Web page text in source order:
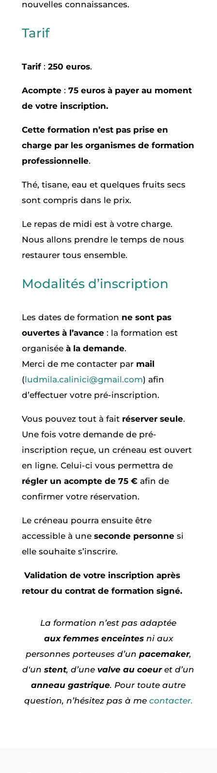
nouvelles connaissances.
Tarif
Tarif: 250 euros.
Acompte: 75 euros à payer au moment
de votre inscription.
Cette formation n’est pas prise en
charge par les organismes de formation
professionnelle.
Thé, tisane, eau et quelques fruits secs
sont compris dans le prix.
Le repas de midi est à votre charge.
Nous allons prendre le temps de nous
restaurer tous ensemble.
Modalités d’inscription
Les dates de formation ne sont pas
ouvertes à l’avance: la formation est
organisée à la demande.
Merci de me contacter par mail
(ludmila.calinici@gmail.com) afin
d’effectuer votre pré-inscription.
Vous pouvez tout à fait réserver seule.
Une fois votre demande de pré-
inscription reçue, un créneau est ouvert
en ligne. Celui-ci vous permettra de
régler un acompte de 75 €afin de
confirmer votre réservation.
Le créneau pourra ensuite être
accessible à une seconde personnesi
elle souhaite s’inscrire.
Validation de votre inscription après
retour du contrat de formation signé.
La formation n’est pas adaptée
auxfemmes enceintesni aux
personnes porteuses d’un pacemaker,
d‘unstent,d’une valve au coeuret d’un
anneau gastrique. Pour toute autre
question, n’hésitez pas à me contacter.